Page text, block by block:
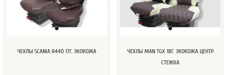
ЧЕХЛЫ SCANIA R440 17Г. ЭКОКОЖА
ЧЕХЛЫ MAN TGX 18Г. ЭКОКОЖА ЦЕНТР
СТЕЖКА